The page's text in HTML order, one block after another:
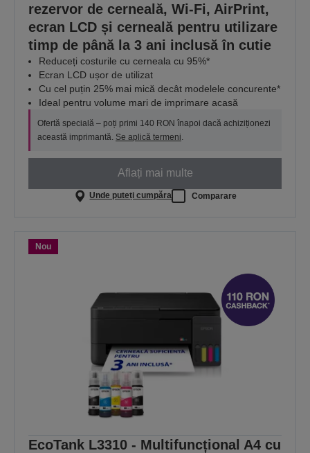
rezervor de cerneală, Wi-Fi, AirPrint,
ecran LCD și cerneală pentru utilizare
timp de până la 3 ani inclusă în cutie
Reduceți costurile cu cerneala cu 95%*
Ecran LCD ușor de utilizat
Cu cel puțin 25% mai mică decât modelele concurente*
Ideal pentru volume mari de imprimare acasă
Ofertă specială – poți primi 140 RON înapoi dacă achiziționezi
această imprimantă. Se aplică termeni
Aflați mai multe
Unde puteți cumpăra Comparare
Nou
EcoTank L3310 - Multifuncțional A4 cu